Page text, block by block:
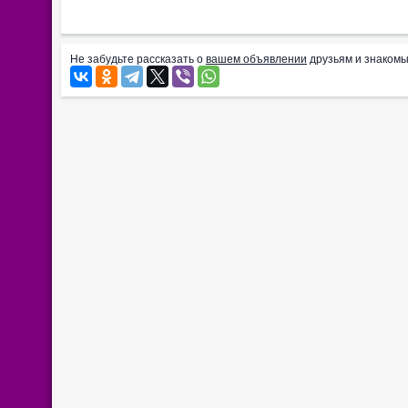
Не забудьте рассказать о вашем объявлении друзьям и